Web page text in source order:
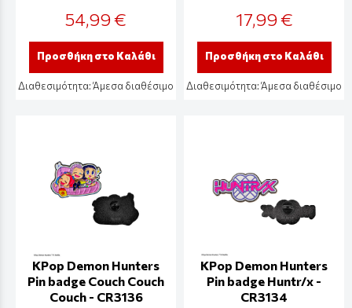
54,99 €
Προσθήκη στο Καλάθι
Διαθεσιμότητα:Άμεσα διαθέσιμο
17,99 €
Προσθήκη στο Καλάθι
Διαθεσιμότητα:Άμεσα διαθέσιμο
KPop Demon Hunters
Pin badge Couch Couch
Couch - CR3136
KPop Demon Hunters
Pin badge Huntr/x -
CR3134